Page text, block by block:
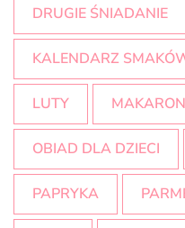
DRUGIE ŚNIADANIE
KALENDARZ
LUTY MAKARON
OBIAD DLA DZIECI
PAPRYKA